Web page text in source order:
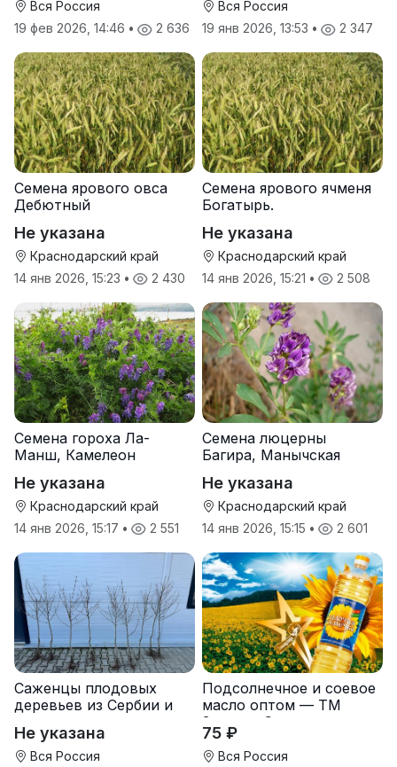
Вся Россия
19 фев 2026, 14:46 • 2 636
Вся Россия
19 янв 2026, 13:53 • 2 347
Семена ярового овса
Дебютный
Не указана
Краснодарский край
14 янв 2026, 15:23 • 2 430
Семена ярового ячменя
Богатырь.
Не указана
Краснодарский край
14 янв 2026, 15:21 • 2 508
Семена гороха Ла-
Манш, Камелеон
Не указана
Краснодарский край
14 янв 2026, 15:17 • 2 551
Семена люцерны
Багира, Манычская
Не указана
Краснодарский край
14 янв 2026, 15:15 • 2 601
Саженцы плодовых
деревьев из Сербии и
Не указана
Вся Россия
Подсолнечное и соевое
масло оптом — ТМ
Золотая Семечка
75 ₽
Вся Россия